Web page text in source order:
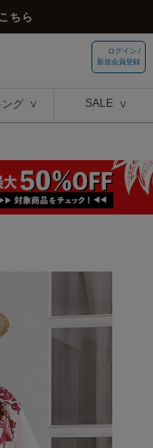
ちら
ログイン /
新規会員登録
ング SALE